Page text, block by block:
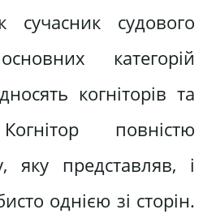
сучасник судового
категорій
когніторів та
повністю
яку представляв, і
однією зі сторін.